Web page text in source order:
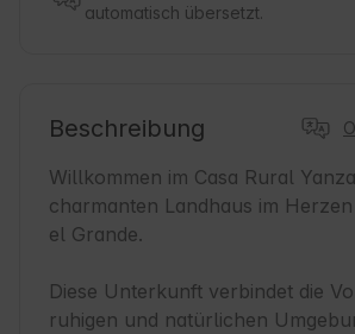
automatisch übersetzt.
Beschreibung
Willkommen im Casa Rural
charmanten Landhaus im
el Grande.
Diese Unterkunft verbindet die
ruhigen und natürlichen